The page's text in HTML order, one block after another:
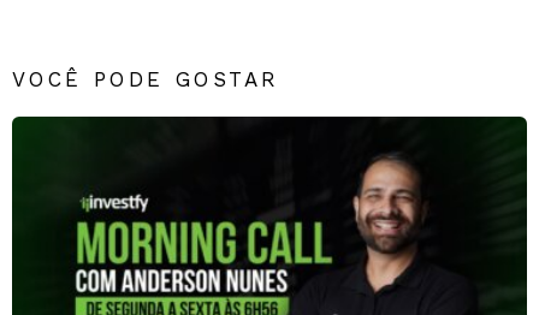
VOCÊ PODE GOSTAR